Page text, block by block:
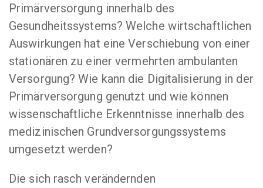
Primärversorgung innerhalb des
Gesundheitssystems? Welche wirtschaftlichen
Auswirkungen hat eine Verschiebung von einer
stationären zu einer vermehrten ambulanten
Versorgung? Wie kann die Digitalisierung in der
Primärversorgung genutzt und wie können
wissenschaftliche Erkenntnisse innerhalb des
medizinischen Grundversorgungssystems
umgesetzt werden?
Die sich rasch verändernden